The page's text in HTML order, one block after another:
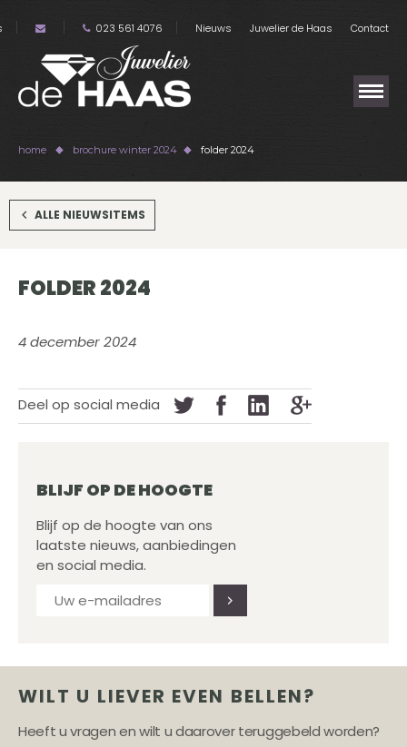
023 561 4076 Nieuws Juwelier de Haas Contact
home brochure winter 2024 folder 2024
ALLE NIEUWSITEMS
FOLDER 2024
4 december 2024
Deel op social media
BLIJF OP DE HOOGTE
Blijf op de hoogte van ons
laatste nieuws, aanbiedingen
en social media.
WILT U LIEVER EVEN BELLEN?
Heeft u vragen en wilt u daarover teruggebeld worden?